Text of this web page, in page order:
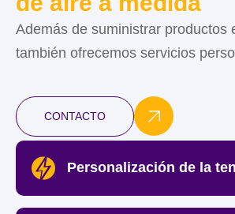
Además de suministrar productos
también ofrecemos servicios
CONTACTO
Personalización de la